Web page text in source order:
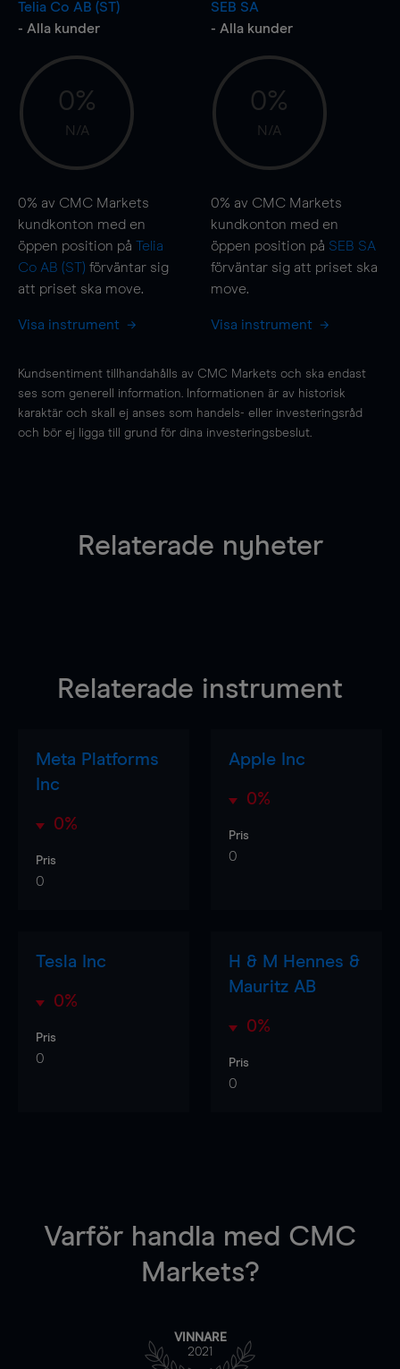
Telia Co AB (ST)
- Alla kunder
0%
N/A
0% av CMC Markets
kundkonton med en
öppen position på Telia
Co AB (ST) förväntar sig
att priset ska move.
Visa instrument
SEB SA
- Alla kunder
0%
N/A
0% av CMC Markets
kundkonton med en
öppen position på SEB SA
förväntar sig att priset ska
move.
Visa instrument
Kundsentiment tillhandahålls av CMC Markets och ska endast
ses som generell information. Informationen är av historisk
karaktär och skall ej anses som handels- eller investeringsråd
och bör ej ligga till grund för dina investeringsbeslut.
Relaterade nyheter
Relaterade instrument
Meta Platforms
Inc
0%
Pris
0
Apple Inc
0%
Pris
0
Tesla Inc
0%
Pris
0
H & M Hennes &
Mauritz AB
0%
Pris
0
Varför handla med CMC
Markets?
VINNARE
2021